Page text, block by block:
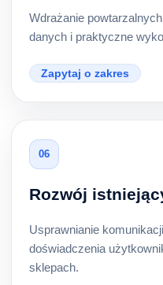
Wdrażanie
danych i praktyczne
Zapytaj o zakres
06
Rozwój
Usprawnianie
doświadczenia
sklepach.